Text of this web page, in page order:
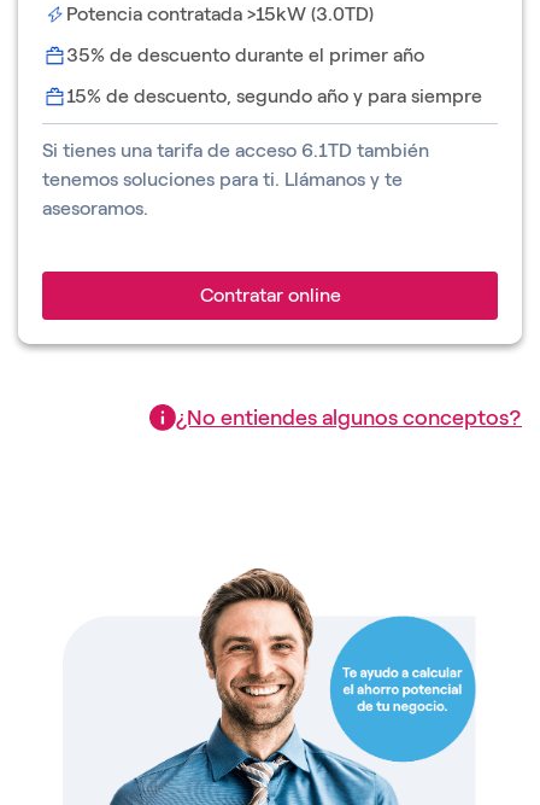
Potencia contratada >15kW (3.0TD)
35% de descuento durante el primer año
15% de descuento, segundo año y para siempre
Si tienes una tarifa de acceso 6.1TD también
tenemos soluciones para ti. Llámanos y te
asesoramos.
Contratar online
¿No entiendes algunos conceptos?